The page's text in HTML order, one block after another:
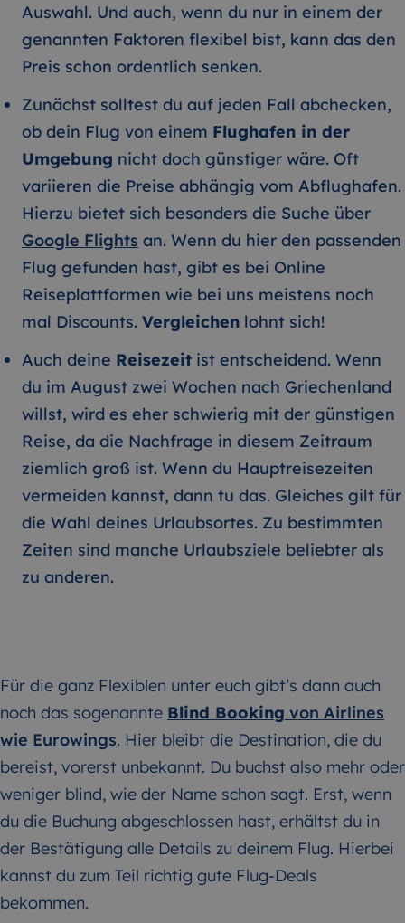
Auswahl. Und auch, wenn du nur in einem der
genannten Faktoren flexibel bist, kann das den
Preis schon ordentlich senken.
Zunächst solltest du auf jeden Fall abchecken,
ob dein Flug von einem Flughafen in der
Umgebung nicht doch günstiger wäre. Oft
variieren die Preise abhängig vom Abflughafen.
Hierzu bietet sich besonders die Suche über
Google Flights an. Wenn du hier den passenden
Flug gefunden hast, gibt es bei Online
Reiseplattformen wie bei uns meistens noch
mal Discounts. Vergleichen lohnt sich!
Auch deine Reisezeit ist entscheidend. Wenn
du im August zwei Wochen nach Griechenland
willst, wird es eher schwierig mit der günstigen
Reise, da die Nachfrage in diesem Zeitraum
ziemlich groß ist. Wenn du Hauptreisezeiten
vermeiden kannst, dann tu das. Gleiches gilt für
die Wahl deines Urlaubsortes. Zu bestimmten
Zeiten sind manche Urlaubsziele beliebter als
zu anderen.
Für die ganz Flexiblen unter euch gibt’s dann auch
noch das sogenannte Blind Booking von Airlines
wie Eurowings. Hier bleibt die Destination, die du
bereist, vorerst unbekannt. Du buchst also mehr oder
weniger blind, wie der Name schon sagt. Erst, wenn
du die Buchung abgeschlossen hast, erhältst du in
der Bestätigung alle Details zu deinem Flug. Hierbei
kannst du zum Teil richtig gute Flug-Deals
bekommen.